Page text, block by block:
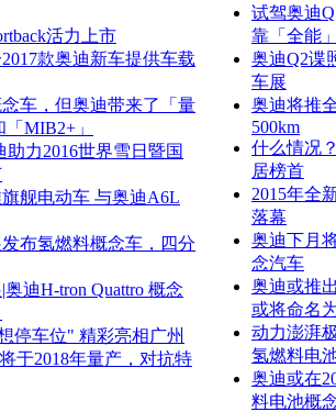
活力上市
款奥迪新车提供车载
车，但奥迪带来了「量
MIB2+」
助力2016世界雪日暨国
舰电动车 与奥迪A6L
布氢燃料概念车，四分
奥迪H-tron Quattro 概念
停车位" 精彩亮相广州
于2018年量产，对抗特
试驾奥迪
靠「全能
奥迪Q2谍
车展
奥迪将推
500km
什么情况
居榜首
2015年全
落幕
奥迪下月
念汽车
奥迪或推
或将命名
动力澎湃
氢燃料电
奥迪或在
料电池概